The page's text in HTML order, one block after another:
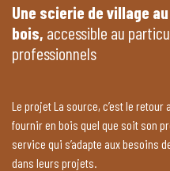
Une scierie de village
bois, accessible au
professionnels
Le projet La source, c’est le retour
fournir en bois quel que soit son
service qui s’adapte aux besoins
dans leurs projets.